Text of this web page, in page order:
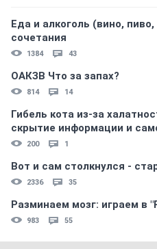
Еда и алкоголь (вино,
сочетания
1384 43
ОАКЗВ Что за запах?
814 14
Гибель кота из-за
скрытиe информации и
200 1
Вот и сам столкнулся -
2336 35
Разминаем мозг: играем в
983 55